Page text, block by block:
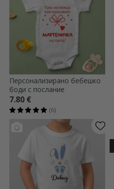
Персонализирано бебешко
боди с послание
7.80 €
(6)